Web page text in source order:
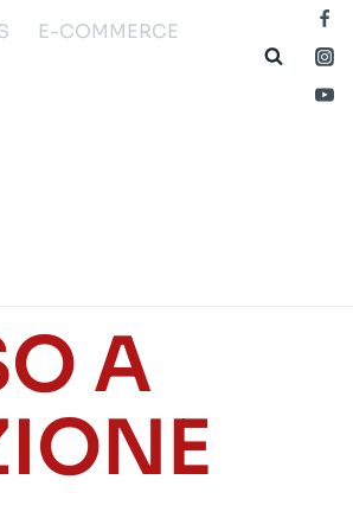
E-COMMERCE
A